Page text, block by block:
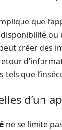
que
créer des
que
d’un
ne se limite